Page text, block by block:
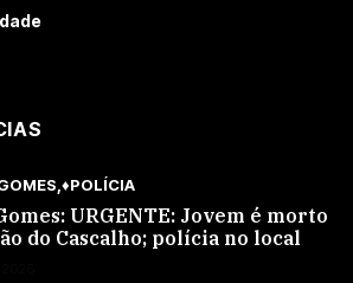
♦POLÍCIA
URGENTE: Jovem é morto
do Cascalho; polícia no local